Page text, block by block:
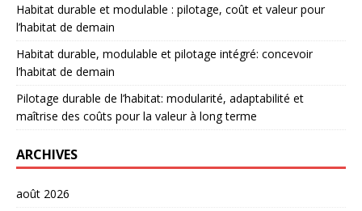
Habitat durable et modulable : pilotage, coût et valeur pour
l’habitat de demain
Habitat durable, modulable et pilotage intégré: concevoir
l’habitat de demain
Pilotage durable de l’habitat: modularité, adaptabilité et
maîtrise des coûts pour la valeur à long terme
ARCHIVES
août 2026